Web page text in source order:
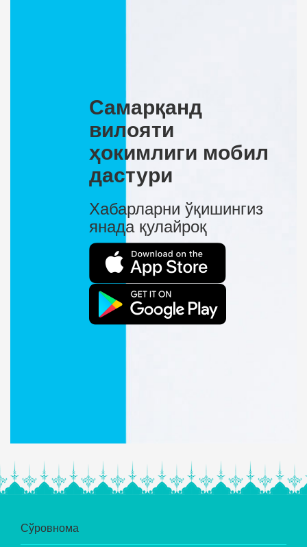
Самарқанд
вилояти
ҳокимлиги мобил
дастури
Хабарларни ўқишингиз
янада қулайроқ
Сўровнома